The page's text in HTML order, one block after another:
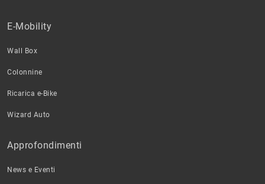
E-Mobility
Wall Box
Colonnine
Ricarica e-Bike
Wizard Auto
Approfondimenti
News e Eventi